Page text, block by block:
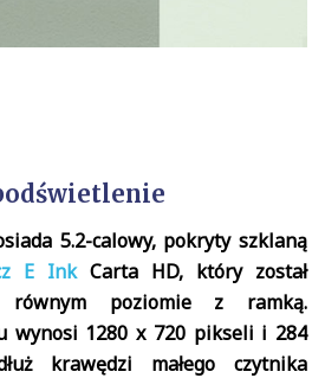
5.2-calowy, pokryty szklaną
E InkCarta HD, który został
równym poziomie z ramką.
wynosi 1280 x 720 pikseli i 284
krawędzi małego czytnika